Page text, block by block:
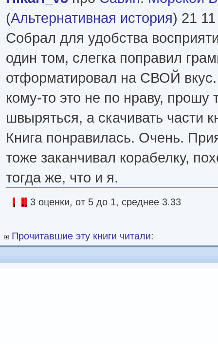
(Альтернативная история) 21 11
Собрал для удобства
один том, слегка поправил
отформатировал на СВОЙ
кому-то это не по нраву, прошу
швыряться, а скачивать части
Книга понравилась. Очень.
тоже заканчивал корабелку,
тогда же, что и я.
3 оценки, от 5 до 1, среднее 3.33
Прочитавшие эту книги читали: